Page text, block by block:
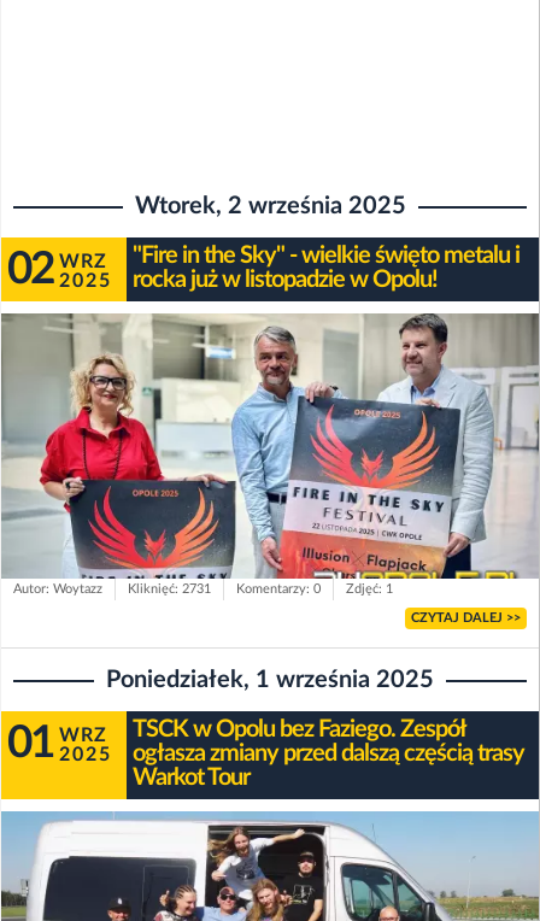
Wtorek, 2 września 2025
02 WRZ
2025
"Fire in the Sky" - wielkie święto metalu i
rocka już w listopadzie w Opolu!
Autor: Woytazz Kliknięć: 2731 Komentarzy: 0 Zdjęć: 1
CZYTAJ DALEJ >>
Poniedziałek, 1 września 2025
01 WRZ
2025
TSCK w Opolu bez Faziego. Zespół
ogłasza zmiany przed dalszą częścią trasy
Warkot Tour